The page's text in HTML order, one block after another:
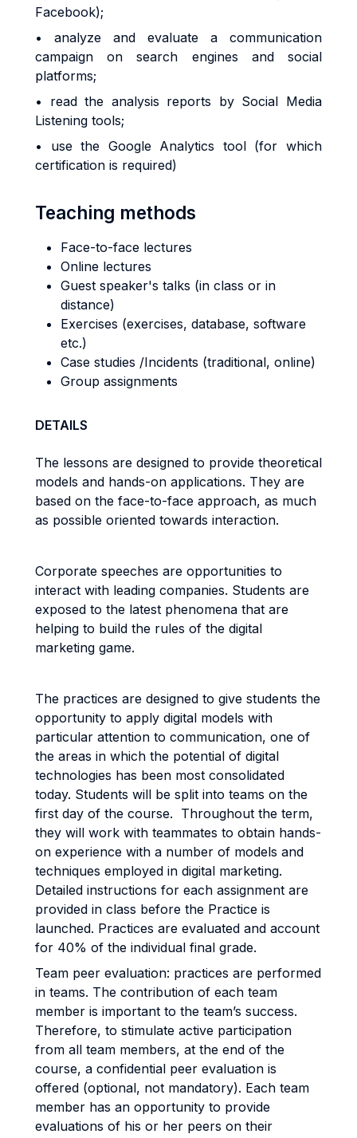
Facebook);
• analyze and evaluate a communication
campaign on search engines and social
platforms;
• read the analysis reports by Social Media
Listening tools;
• use the Google Analytics tool (for which
certification is required)
Teaching methods
Face-to-face lectures
Online lectures
Guest speaker's talks (in class or in
distance)
Exercises (exercises, database, software
etc.)
Case studies /Incidents (traditional, online)
Group assignments
DETAILS
The lessons are designed to provide theoretical
models and hands-on applications. They are
based on the face-to-face approach, as much
as possible oriented towards interaction.
Corporate speeches are opportunities to
interact with leading companies. Students are
exposed to the latest phenomena that are
helping to build the rules of the digital
marketing game.
The practices are designed to give students the
opportunity to apply digital models with
particular attention to communication, one of
the areas in which the potential of digital
technologies has been most consolidated
today. Students will be split into teams on the
first day of the course. Throughout the term,
they will work with teammates to obtain hands-
on experience with a number of models and
techniques employed in digital marketing.
Detailed instructions for each assignment are
provided in class before the Practice is
launched. Practices are evaluated and account
for 40% of the individual final grade.
Team peer evaluation: practices are performed
in teams. The contribution of each team
member is important to the team’s success.
Therefore, to stimulate active participation
from all team members, at the end of the
course, a confidential peer evaluation is
offered (optional, not mandatory). Each team
member has an opportunity to provide
evaluations of his or her peers on their